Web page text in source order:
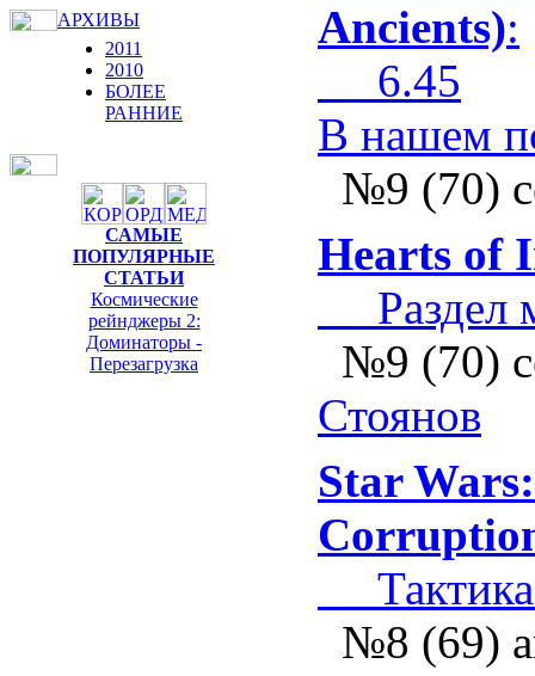
АРХИВЫ
2011
2010
БОЛЕЕ
РАННИЕ
САМЫЕ
ПОПУЛЯРНЫЕ
СТАТЬИ
Космические
рейнджеры 2:
Доминаторы -
Перезагрузка
Ancients):
6.45
В нашем
№9 (70)
Hearts of
Раздел
№9 (70)
Стоянов
Star
Тактика
№8 (69)